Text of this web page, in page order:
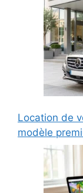
Location de
modèle